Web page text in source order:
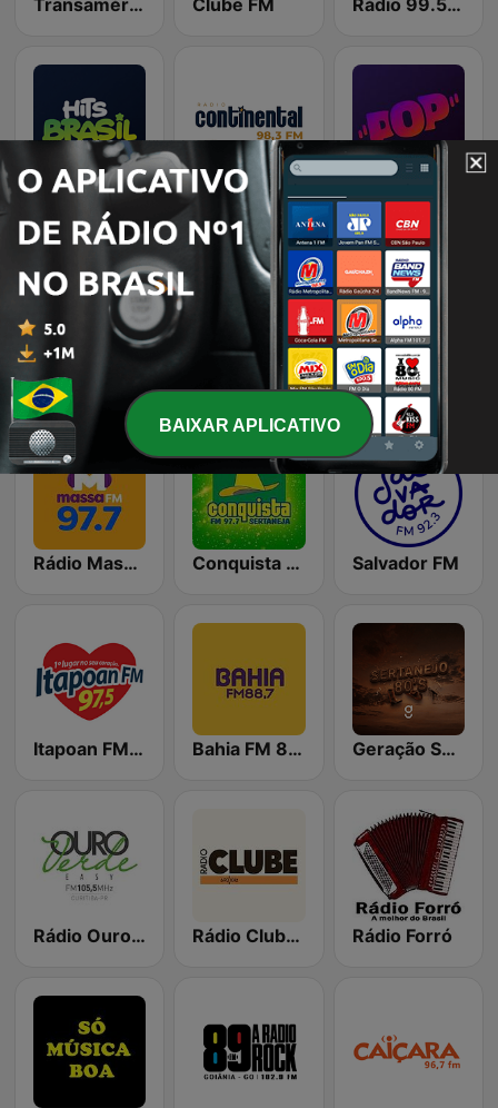
Hunter.FM - Hits Brasil Continental FM
Rádio Pampa
Rádio Massa FM Curitiba Conquista FM Salvador FM
Itapoan FM 97.5 Bahia FM 88.7 Geração Sertaneja
Rádio Ouro Verde FM Easy 105.5 Rádio Clube do Pará Rádio Forró
BAIXAR APLICATIVO